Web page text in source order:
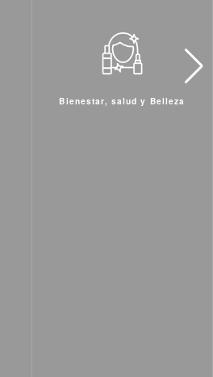
Hoteles y Residenciales